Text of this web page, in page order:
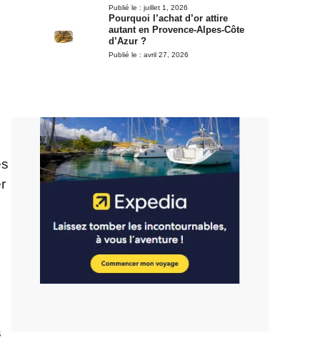
Publié le : juillet 1, 2026
Pourquoi l’achat d’or attire
autant en Provence-Alpes-Côte
d’Azur ?
Publié le : avril 27, 2026